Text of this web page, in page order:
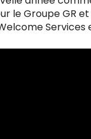
le Groupe GR
Services